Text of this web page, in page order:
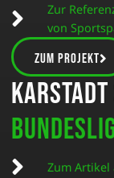
Zur
von
Zum Projekt
Karstadt
Zum